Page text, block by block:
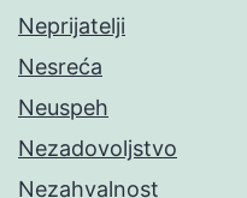
Neprijatelji
Nesreća
Neuspeh
Nezadovoljstvo
Nezahvalnost